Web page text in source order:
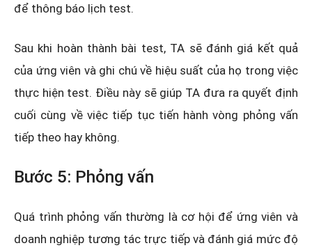
để thông báo lịch test.
Sau khi hoàn thành bài test, TA sẽ đánh giá kết quả
của ứng viên và ghi chú về hiệu suất của họ trong việc
thực hiện test. Điều này sẽ giúp TA đưa ra quyết định
cuối cùng về việc tiếp tục tiến hành vòng phỏng vấn
tiếp theo hay không.
Bước 5: Phỏng vấn
Quá trình phỏng vấn thường là cơ hội để ứng viên và
doanh nghiệp tương tác trực tiếp và đánh giá mức độ